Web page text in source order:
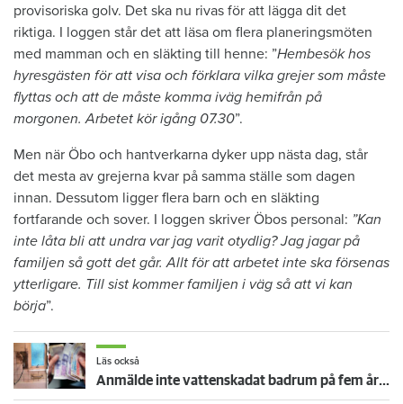
provisoriska golv. Det ska nu rivas för att lägga dit det
riktiga. I loggen står det att läsa om flera planeringsmöten
med mamman och en släkting till henne: ”Hembesök hos
hyresgästen för att visa och förklara vilka grejer som måste
flyttas och att de måste komma iväg hemifrån på
morgonen. Arbetet kör igång 07.30”.
Men när Öbo och hantverkarna dyker upp nästa dag, står
det mesta av grejerna kvar på samma ställe som dagen
innan. Dessutom ligger flera barn och en släkting
fortfarande och sover. I loggen skriver Öbos personal: ”Kan
inte låta bli att undra var jag varit otydlig? Jag jagar på
familjen så gott det går. Allt för att arbetet inte ska försenas
ytterligare. Till sist kommer familjen i väg så att vi kan
börja”.
Läs också
Anmälde inte vattenskadat badrum på fem år – krävs på 125 000 kronor